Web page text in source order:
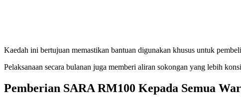
Kaedah ini bertujuan memastikan bantuan digunakan khusus untuk
Pelaksanaan secara bulanan juga memberi aliran sokongan yang lebih
Pemberian SARA RM100 Kepada Semua